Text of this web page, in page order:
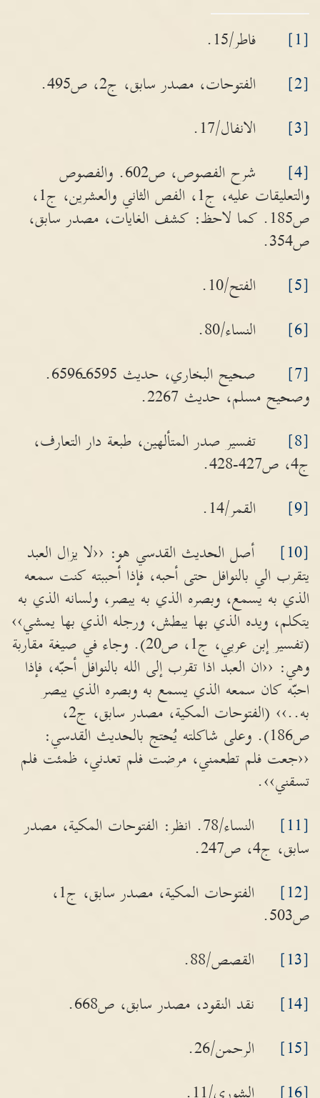
[1]
فاطر/15.
[2]
الفتوحات، مصدر سابق، ج2، ص495.
[3]
الانفال/17.
[4]
شرح الفصوص، ص602. والفصوص
والتعليقات عليه، ج1، الفص الثاني والعشرين، ج1،
ص185. كما لاحظ: كشف الغايات، مصدر سابق،
ص354.
[5]
الفتح/10.
[6]
النساء/80.
[7]
صحيح البخاري، حديث 6595ـ6596.
وصحيح مسلم، حديث 2267.
[8]
تفسير صدر المتألهين، طبعة دار التعارف،
ج4، ص427-428.
[9]
القمر/14.
[10]
أصل الحديث القدسي هو: ‹‹لا يزال العبد
يتقرب الي بالنوافل حتى أحبه، فإذا أحببته كنت سمعه
الذي به يسمع، وبصره الذي به يبصر، ولسانه الذي به
يتكلم، ويده الذي بها يبطش، ورجله الذي بها يمشي››
(تفسير إبن عربي، ج1، ص20). وجاء في صيغة مقاربة
وهي: ‹‹ان العبد اذا تقرب إلى الله بالنوافل أحبّه، فإذا
احبّه كان سمعه الذي يسمع به وبصره الذي يبصر
به..›› (الفتوحات المكية، مصدر سابق، ج2،
ص186). وعلى شاكلته يُحتج بالحديث القدسي:
‹‹جعت فلم تطعمني، مرضت فلم تعدني، ظمئت فلم
تسقني››.
[11]
النساء/78. انظر: الفتوحات المكية، مصدر
سابق، ج4، ص247.
[12]
الفتوحات المكية، مصدر سابق، ج1،
ص503.
[13]
القصص/88.
[14]
نقد النقود، مصدر سابق، ص668.
[15]
الرحمن/26.